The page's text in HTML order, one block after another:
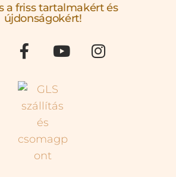
a friss tartalmakért és
újdonságokért!